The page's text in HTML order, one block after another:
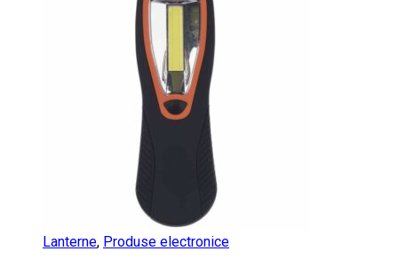
Lanterne, Produse electronice